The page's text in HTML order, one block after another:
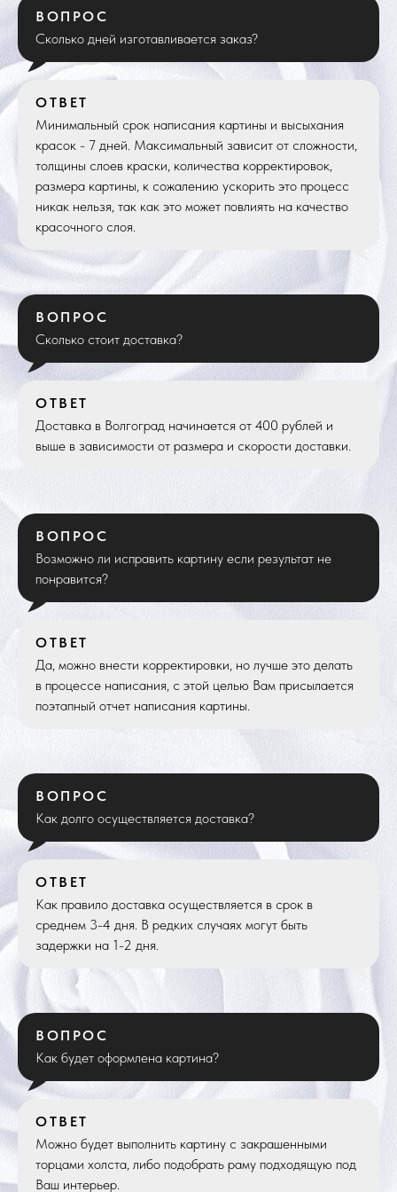
ВОПРОС
Сколько дней изготавливается заказ?
ОТВЕТ
Минимальный срок написания картины и высыхания
красок - 7 дней. Максимальный зависит от сложности,
толщины слоев краски, количества корректировок,
размера картины, к сожалению ускорить это процесс
никак нельзя, так как это может повлиять на качество
красочного слоя.
ВОПРОС
Сколько стоит доставка?
ОТВЕТ
Доставка в Волгоград начинается от 400 рублей и
выше в зависимости от размера и скорости доставки.
ВОПРОС
Возможно ли исправить картину если результат не
понравится?
ОТВЕТ
Да, можно внести корректировки, но лучше это делать
в процессе написания, с этой целью Вам присылается
поэтапный отчет написания картины.
ВОПРОС
Как долго осуществляется доставка?
ОТВЕТ
Как правило доставка осуществляется в срок в
среднем 3-4 дня. В редких случаях могут быть
задержки на 1-2 дня.
ВОПРОС
Как будет оформлена картина?
ОТВЕТ
Можно будет выполнить картину с закрашенными
торцами холста, либо подобрать раму подходящую под
Ваш интерьер.